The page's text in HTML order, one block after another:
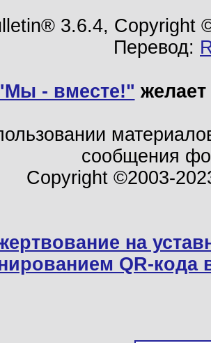
3.6.4, Copyright
Перевод:
- вместе!"
сообщения
Copyright ©2003-
на
QR-